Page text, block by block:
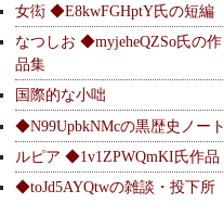
女衒 ◆E8kwFGHptY氏の短編
なつしお ◆myjeheQZSo氏の作
品集
国際的な小咄
◆N99UpbkNMcの黒歴史ノート
ルピア ◆1v1ZPWQmKI氏作品
◆toJd5AYQtwの雑談・投下所